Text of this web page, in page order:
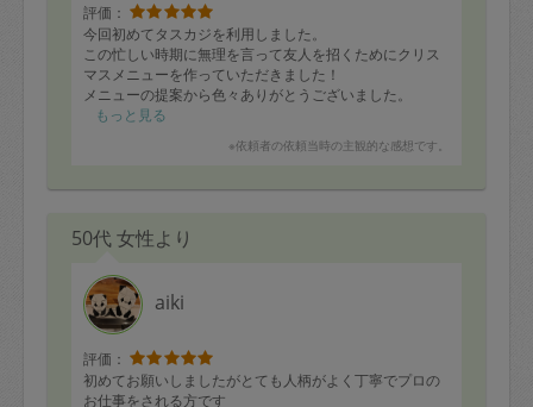
評価：
今回初めてタスカジを利用しました。
この忙しい時期に無理を言って友人を招くためにクリス
マスメニューを作っていただきました！
メニューの提案から色々ありがとうございました。
作っていただいた全てのメニューが大絶賛でした。
機会があればまた利用したいと思います。
もっと見る
※依頼者の依頼当時の主観的な感想です。
50代 女性より
aiki
評価：
初めてお願いしましたがとても人柄がよく丁寧でプロの
お仕事をされる方です